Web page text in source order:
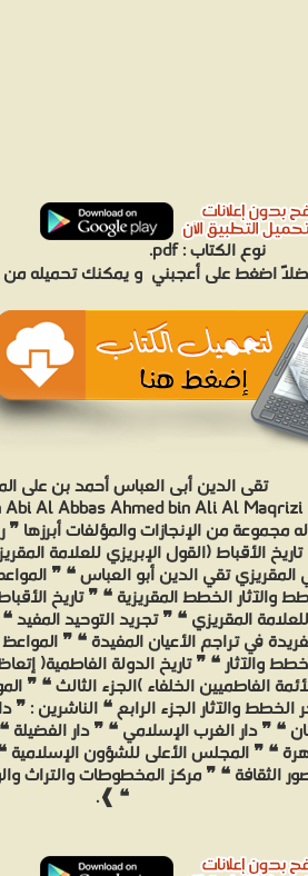
نوع الكتاب :pdf.
اضغط على أعجبني و يمكنك تحميله من
تقى الدين أبى العباس أحمد بن على
Abi Al Abbas Ahmed bin Ali Al Maqrizi
مجموعة من الإنجازات والمؤلفات أبرزها ❞
الأقباط (القول الإبريزي للعلامة
المقريزي تقي الدين أبو العباس ❝ ❞
والآثار الخطط المقريزية ❝ ❞ تاريخ
للعلامة المقريزي ❝ ❞ تجريد التوحيد المفيد
في تراجم الأعيان المفيدة ❝ ❞ المواعظ
والآثار ❝ ❞ تاريخ الدولة الفاطمية( إتعاظ
الفاطميين الخلفاء )الجزء الثالث ❝ ❞
الخطط والآثار الجزء الرابع ❝ الناشرين : ❞
❝ ❞ دار الغرب الإسلامي ❝ ❞ دار
❝ ❞ المجلس الأعلى للشؤون الإسلامية ❝
الثقافة ❝ ❞ مركز المخطوطات والتراث
❝ ❱.